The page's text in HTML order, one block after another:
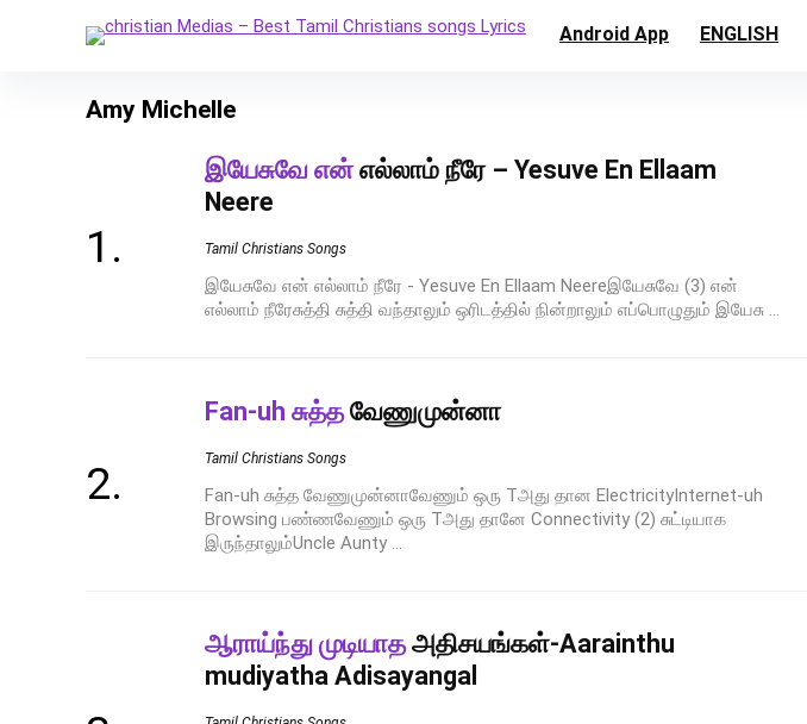
Android App ENGLISH
Amy Michelle
இயேசுவே என்எல்லாம் நீரே – Yesuve En Ellaam
Neere
Tamil Christians Songs
இயேசுவே என் எல்லாம் நீரே - Yesuve En Ellaam Neereஇயேசுவே (3) என்
எல்லாம் நீரேசுத்தி சுத்தி வந்தாலும் ஒரிடத்தில் நின்றாலும் எப்பொழுதும் இயேசு ...
Fan-uh சுத்தவேணுமுன்னா
Tamil Christians Songs
Fan-uh சுத்த வேணுமுன்னாவேணும் ஒரு Tஅது தான ElectricityInternet-uh
Browsing பண்ணவேணும் ஒரு Tஅது தானே Connectivity (2) சுட்டியாக
இருந்தாலும்Uncle Aunty ...
ஆராய்ந்து முடியாதஅதிசயங்கள்-Aarainthu
mudiyatha Adisayangal